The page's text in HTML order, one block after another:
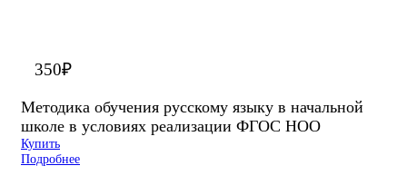
350₽
Методика обучения русскому языку в начальной
школе в условиях реализации ФГОС НОО
Купить
Подробнее